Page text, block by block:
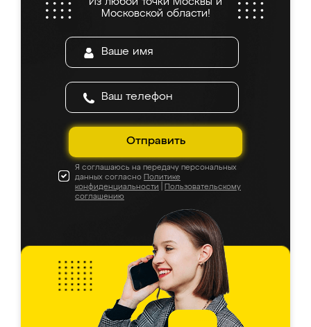
Московской области!
Отправить
Я соглашаюсь на передачу персональных
данных согласно Политике
конфиденциальности
Пользовательскому
соглашению